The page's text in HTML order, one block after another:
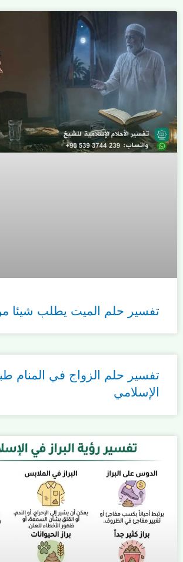
تفسير حلم الميت يطلب شيئا
تفسير حلم الزواج في المنام
الإسلامي